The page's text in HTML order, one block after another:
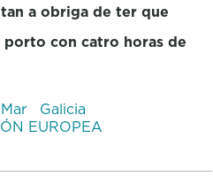
a obriga de ter que
con catro horas de
Mar
Galicia
EUROPEA